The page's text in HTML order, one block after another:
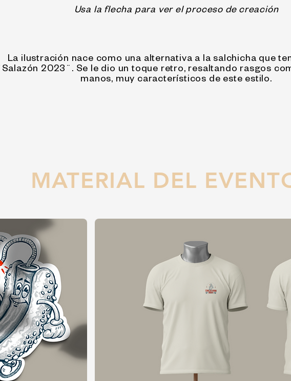
Usa la flecha para ver el proceso de creación
La ilustración nace como una alternativa a la salchicha que
¨Salazón 2023¨. Se le dio un toque retro, resaltando rasgos
manos, muy característicos de este estilo.
MATERIAL DEL